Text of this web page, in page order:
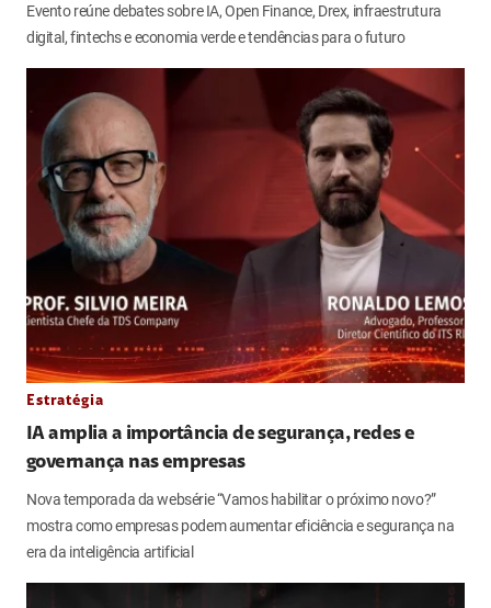
Evento reúne debates sobre IA, Open Finance, Drex, infraestrutura
digital, fintechs e economia verde e tendências para o futuro
Estratégia
IA amplia a importância de segurança, redes e
governança nas empresas
Nova temporada da websérie “Vamos habilitar o próximo novo?”
mostra como empresas podem aumentar eficiência e segurança na
era da inteligência artificial